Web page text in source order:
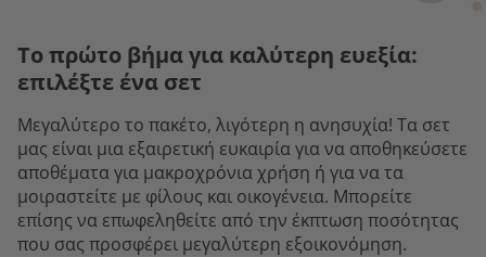
Το πρώτο βήμα για καλύτερη ευεξία:
επιλέξτε ένα σετ
Μεγαλύτερο το πακέτο, λιγότερη η ανησυχία! Τα σετ
μας είναι μια εξαιρετική ευκαιρία για να αποθηκεύσετε
αποθέματα για μακροχρόνια χρήση ή για να τα
μοιραστείτε με φίλους και οικογένεια. Μπορείτε
επίσης να επωφεληθείτε από την έκπτωση ποσότητας
που σας προσφέρει μεγαλύτερη εξοικονόμηση.